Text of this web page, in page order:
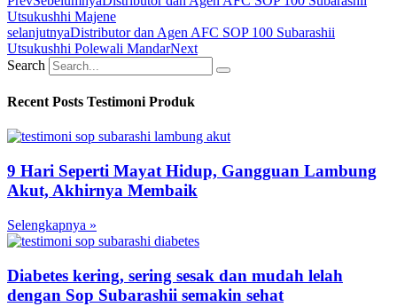
Utsukushhi Majene
selanjutnyaDistributor dan Agen AFC SOP 100 Subarashii
Utsukushhi Polewali MandarNext
Search
Recent Posts Testimoni Produk
9 Hari Seperti Mayat Hidup, Gangguan Lambung
Akut, Akhirnya Membaik
Selengkapnya »
Diabetes kering, sering sesak dan mudah lelah
dengan Sop Subarashii semakin sehat